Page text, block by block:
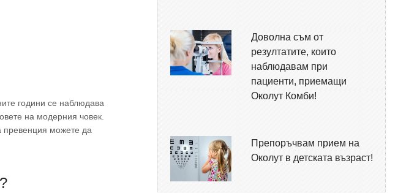
години се наблюдава
на модерния човек.
превенция можете да
Доволна съм от
резултатите, които
наблюдавам при
пациенти, приемащи
Околут Комби!
Препоръчвам прием на
Околут в детската възраст!